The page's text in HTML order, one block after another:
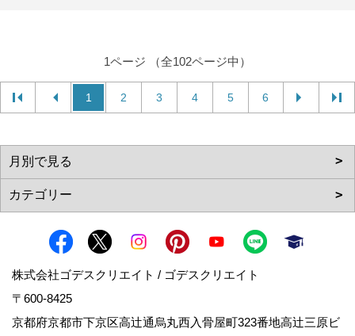
1ページ （全102ページ中）
1 2 3 4 5 6
株式会社ゴデスクリエイト / ゴデスクリエイト
〒600-8425
京都府京都市下京区高辻通烏丸西入骨屋町323番地高辻三原ビ